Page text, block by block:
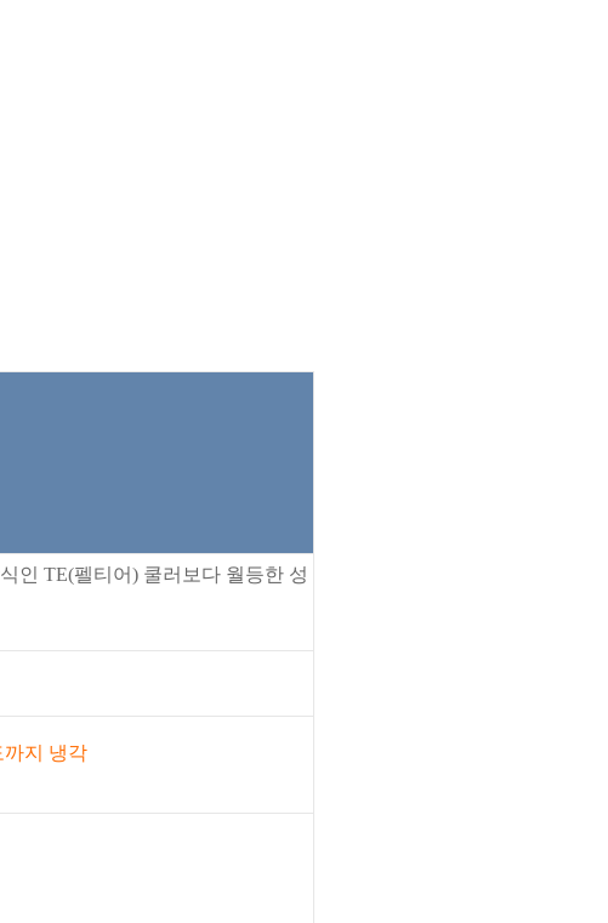
인 TE(펠티어) 쿨러보다 월등한 성
까지 냉각